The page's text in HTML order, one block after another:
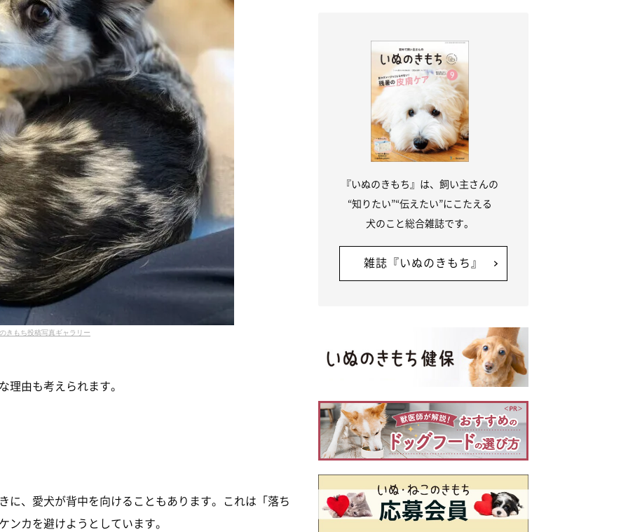
きもち投稿写真ギャラリー
由も考えられます。
に、愛犬が背中を向けることもあります。これは「落ち
カを避けようとしています。
『いぬのきもち』は、飼い主さんの
“知りたい”“伝えたい”にこたえる
犬のこと総合雑誌です。
雑誌『いぬのきもち』